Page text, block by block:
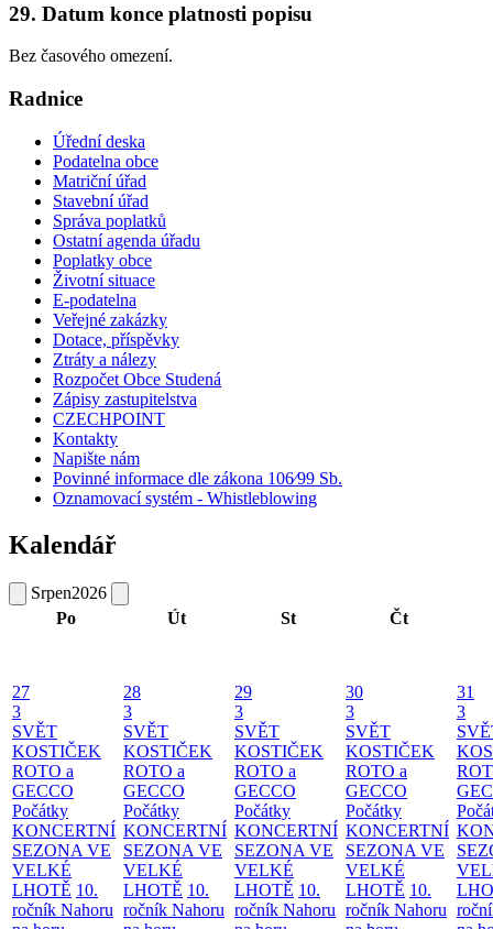
29. Datum konce platnosti popisu
Bez časového omezení.
Radnice
Úřední deska
Podatelna obce
Matriční úřad
Stavební úřad
Správa poplatků
Ostatní agenda úřadu
Poplatky obce
Životní situace
E-podatelna
Veřejné zakázky
Dotace, příspěvky
Ztráty a nálezy
Rozpočet Obce Studená
Zápisy zastupitelstva
CZECHPOINT
Kontakty
Napište nám
Povinné informace dle zákona 106⁄99 Sb.
Oznamovací systém - Whistleblowing
Kalendář
Srpen2026
Po
Út St Čt
27
3
SVĚT
KOSTIČEK
ROTO a
GECCO
Počátky
KONCERTNÍ
SEZONA VE
VELKÉ
LHOTĚ 10.
ročník Nahoru
28
3
SVĚT
KOSTIČEK
ROTO a
GECCO
Počátky
KONCERTNÍ
SEZONA VE
VELKÉ
LHOTĚ 10.
ročník Nahoru
29
3
SVĚT
KOSTIČEK
ROTO a
GECCO
Počátky
KONCERTNÍ
SEZONA VE
VELKÉ
LHOTĚ 10.
ročník Nahoru
30
3
SVĚT
KOSTIČEK
ROTO a
GECCO
Počátky
KONCERTNÍ
SEZONA VE
VELKÉ
LHOTĚ 10.
ročník Nahoru
31
3